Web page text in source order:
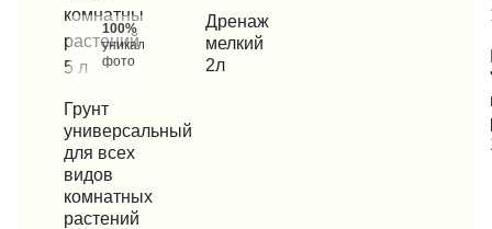
100%
уникальные
фото
КУПИТЬ В 1 КЛИК
Грунт
универсальный
для всех
видов
комнатных
растений
КУПИТЬ В 1 КЛИК
Дренаж
мелкий
2л